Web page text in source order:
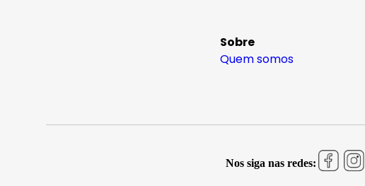
Sobre
Quem somos
Nos siga nas redes: